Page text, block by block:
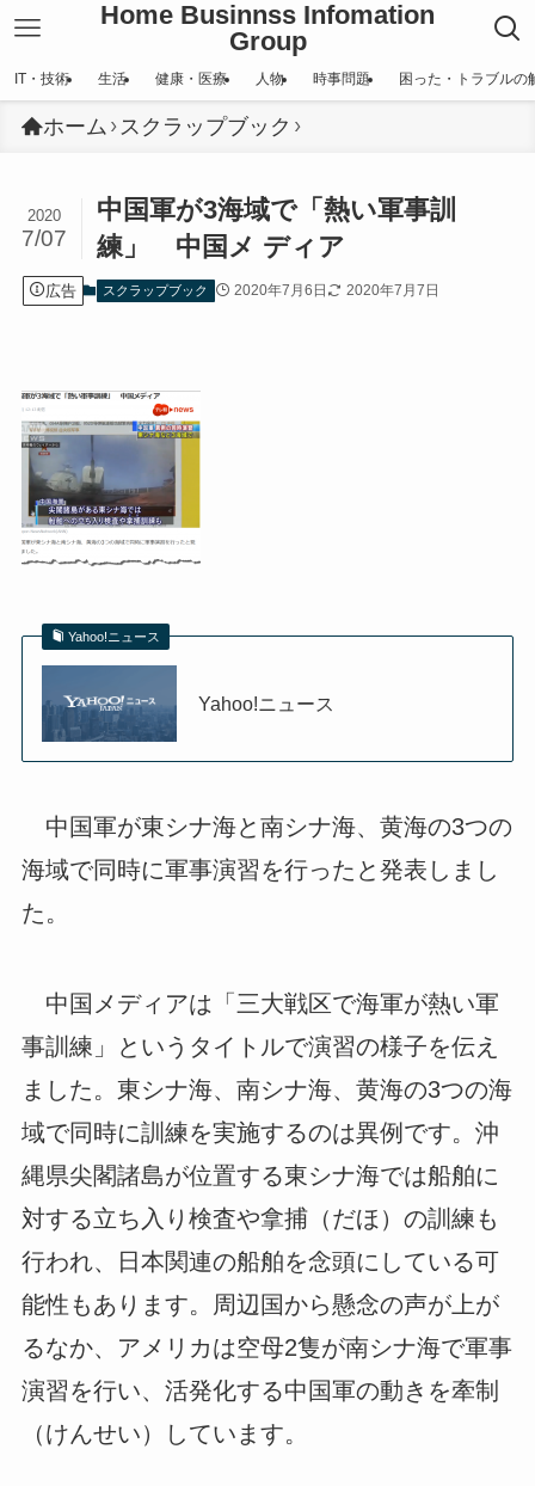
Home Businnss Infomation
Group
IT・技術 生活 健康・医療 人物 時事問題 困った・トラブルの
ホーム スクラップブック
中国軍が3海域で「熱い軍事訓
練」 中国メ ディア
2020
7/07
広告 スクラップブック 2020年7月6日 2020年7月7日
Yahoo!ニュース
Yahoo!ニュース
中国軍が東シナ海と南シナ海、黄海の3つの
海域で同時に軍事演習を行ったと発表しまし
た。
中国メディアは「三大戦区で海軍が熱い軍
事訓練」というタイトルで演習の様子を伝え
ました。東シナ海、南シナ海、黄海の3つの海
域で同時に訓練を実施するのは異例です。沖
縄県尖閣諸島が位置する東シナ海では船舶に
対する立ち入り検査や拿捕（だほ）の訓練も
行われ、日本関連の船舶を念頭にしている可
能性もあります。周辺国から懸念の声が上が
るなか、アメリカは空母2隻が南シナ海で軍事
演習を行い、活発化する中国軍の動きを牽制
（けんせい）しています。